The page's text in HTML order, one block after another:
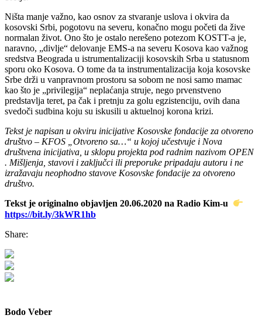
Ništa manje važno, kao osnov za stvaranje uslova i okvira da
kosovski Srbi, pogotovu na severu, konačno mogu početi da žive
normalan život. Ono što je ostalo nerešeno potezom KOSTT-a je,
naravno, „divlje“ delovanje EMS-a na severu Kosova kao važnog
sredstva Beograda u istrumentalizaciji kosovskih Srba u statusnom
sporu oko Kosova. O tome da ta instrumentalizacija koja kosovske
Srbe drži u vanpravnom prostoru sa sobom ne nosi samo mamac
kao što je „privilegija“ neplaćanja struje, nego prvenstveno
predstavlja teret, pa čak i pretnju za golu egzistenciju, ovih dana
svedoči sudbina koju su iskusili u aktuelnoj korona krizi.
Tekst je napisan u okviru inicijative Kosovske fondacije za otvoreno
društvo – KFOS „Otvoreno sa…“ u kojoj učestvuje i Nova
društvena inicijativa, u sklopu projekta pod radnim nazivom OPEN
. Mišljenja, stavovi i zaključci ili preporuke pripadaju autoru i ne
izražavaju neophodno stavove Kosovske fondacije za otvoreno
društvo.
Tekst je originalno objavljen 20.06.2020 na Radio Kim-u
https://bit.ly/3kWR1hb
Share:
Bodo Veber